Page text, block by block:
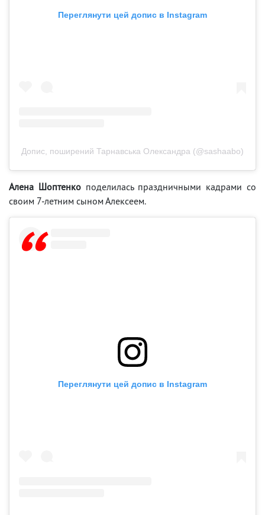
Переглянути цей допис в Instagram
Допис, поширений Тарнавська Олександра (@sashaabo)
Алена Шоптенко поделилась праздничными кадрами со
своим 7-летним сыном Алексеем.
Переглянути цей допис в Instagram